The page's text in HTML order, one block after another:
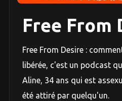
Free From
Free From Desire :
libérée, c'est un podcast
Aline, 34 ans qui est
été attiré par quelqu'un.